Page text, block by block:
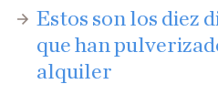
​Estos son los diez
que han
alquiler